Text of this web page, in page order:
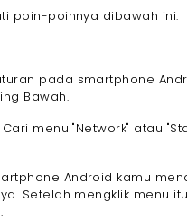
poin-poinnya dibawah ini:
pada smartphone
Bawah.
menu "Network" atau
Android kamu
Setelah mengklik menu